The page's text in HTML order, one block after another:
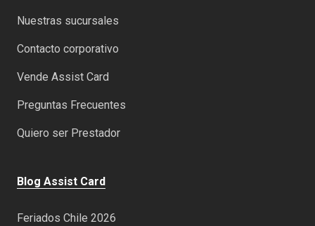
Nuestras sucursales
Contacto corporativo
Vende Assist Card
Preguntas Frecuentes
Quiero ser Prestador
Blog Assist Card
Feriados Chile 2026